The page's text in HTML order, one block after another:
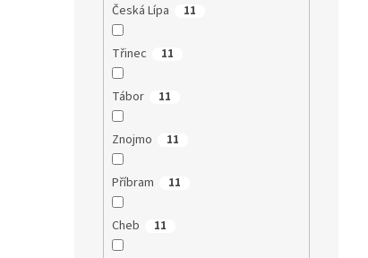
Česká Lípa 11
Třinec 11
Tábor 11
Znojmo 11
Příbram 11
Cheb 11